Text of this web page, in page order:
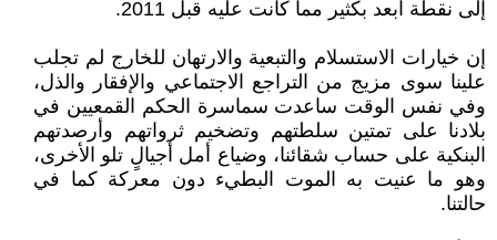
إلى نقطة أبعد بكثير مما كانت عليه قبل 2011.
إن خيارات الاستسلام والتبعية والارتهان للخارج لم تجلب
علينا سوى مزيج من التراجع الاجتماعي والإفقار والذل،
وفي نفس الوقت ساعدت سماسرة الحكم القمعيين في
بلادنا على تمتين سلطتهم وتضخيم ثرواتهم وأرصدتهم
البنكية على حساب شقائنا، وضياع أمل أجيالٍ تلو الأخرى،
وهو ما عنيت به الموت البطيء دون معركة كما في
حالتنا.